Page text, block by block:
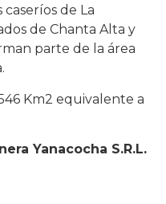
de La
de Chanta Alta y
parte de la área
Km2 equivalente a
Yanacocha S.R.L.